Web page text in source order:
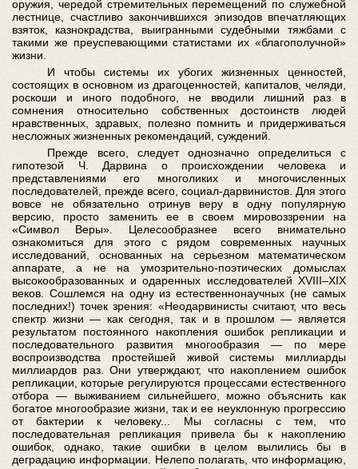
оружия, чередой стремительных перемещений по служебной
лестнице, счастливо закончившихся эпизодов впечатляющих
взяток, казнокрадства, выигранными судебными тяжбами с
такими же преуспевающими статистами их «благополучной»
жизни.
И чтобы системы их убогих жизненных ценностей,
состоящих в основном из драгоценностей, капиталов, челяди,
роскоши и иного подобного, не вводили лишний раз в
сомнения относительно собственных достоинств людей
нравственных, здравых, полезно помнить и придерживаться
несложных жизненных рекомендаций, суждений.
Прежде всего, следует однозначно определиться с
гипотезой Ч. Дарвина о происхождении человека и
представлениями его многоликих и многочисленных
последователей, прежде всего, социал-дарвинистов. Для этого
вовсе не обязательно отринув веру в одну популярную
версию, просто заменить ее в своем мировоззрении на
«Символ Веры». Целесообразнее всего внимательно
ознакомиться для этого с рядом современных научных
исследований, основанных на серьезном математическом
аппарате, а не на умозрительно-поэтических домыслах
высокообразованных и одаренных исследователей XVIII–XIX
веков. Сошлемся на одну из естественнонаучных (не самых
последних!) точек зрения: «Неодарвинисты считают, что весь
спектр жизни — как сегодня, так и в прошлом — является
результатом постоянного накопления ошибок репликации и
последовательного развития многообразия — по мере
воспроизводства простейшей живой системы миллиарды
миллиардов раз. Они утверждают, что накоплением ошибок
репликации, которые регулируются процессами естественного
отбора — выживанием сильнейшего, можно объяснить как
богатое многообразие жизни, так и ее неуклонную прогрессию
от бактерии к человеку... Мы согласны с тем, что
последовательная репликация привела бы к накоплению
ошибок, однако, такие ошибки в целом вылились бы в
деградацию информации. Нелепо полагать, что информацию,